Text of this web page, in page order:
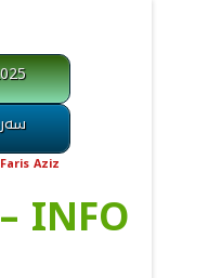
Aziz
ذکری مجزرة باريس ... منظومة المجتمع الكردستاني – INFO